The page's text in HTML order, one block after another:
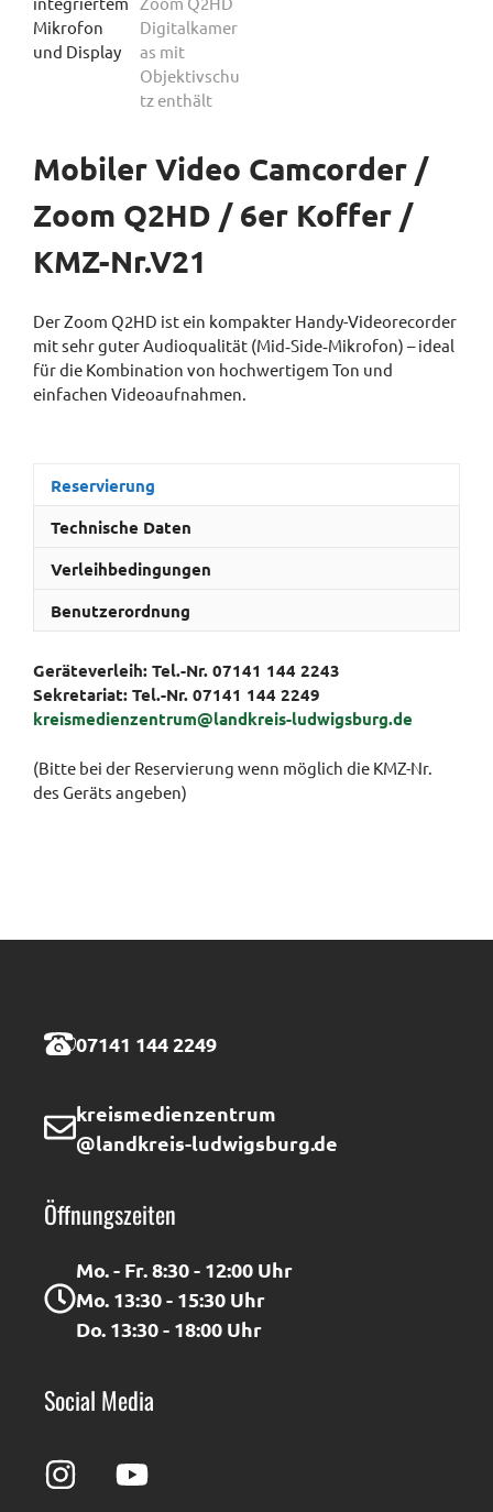
Mobiler Video Camcorder /
Zoom Q2HD / 6er Koffer /
KMZ-Nr.V21
Der Zoom Q2HD ist ein kompakter Handy-Videorecorder
mit sehr guter Audioqualität (Mid‑Side‑Mikrofon) – ideal
für die Kombination von hochwertigem Ton und
einfachen Videoaufnahmen.
Reservierung
Technische Daten
Verleihbedingungen
Benutzerordnung
Geräteverleih: Tel.-Nr. 07141 144 2243
Sekretariat: Tel.-Nr. 07141 144 2249
kreismedienzentrum@landkreis-ludwigsburg.de
(Bitte bei der Reservierung wenn möglich die KMZ-Nr.
des Geräts angeben)
07141 144 2249
kreismedienzentrum
@landkreis-ludwigsburg.de
Öffnungszeiten
Mo. - Fr. 8:30 - 12:00 Uhr
Mo. 13:30 - 15:30 Uhr
Do. 13:30 - 18:00 Uhr
Social Media